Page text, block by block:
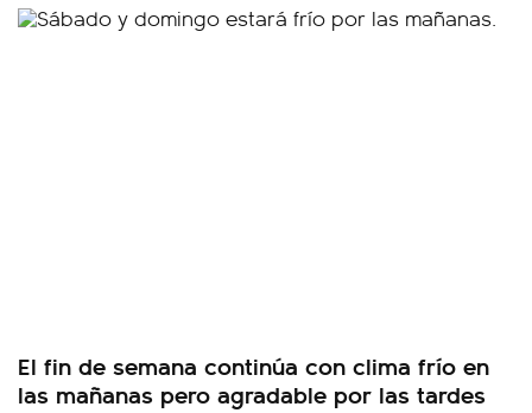
El fin de semana continúa con clima frío en
las mañanas pero agradable por las tardes